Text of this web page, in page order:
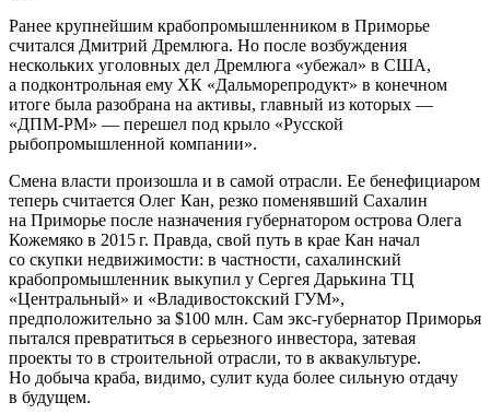
Ранее крупнейшим крабопромышленником в Приморье
считался Дмитрий Дремлюга. Но после возбуждения
нескольких уголовных дел Дремлюга «убежал» в США,
а подконтрольная ему ХК «Дальморепродукт» в конечном
итоге была разобрана на активы, главный из которых —
«ДПМ-РМ» — перешел под крыло «Русской
рыбопромышленной компании».
Смена власти произошла и в самой отрасли. Ее бенефициаром
теперь считается Олег Кан, резко поменявший Сахалин
на Приморье после назначения губернатором острова Олега
Кожемяко в 2015 г. Правда, свой путь в крае Кан начал
со скупки недвижимости: в частности, сахалинский
крабопромышленник выкупил у Сергея Дарькина ТЦ
«Центральный» и «Владивостокский ГУМ»,
предположительно за $100 млн. Сам экс-губернатор Приморья
пытался превратиться в серьезного инвестора, затевая
проекты то в строительной отрасли, то в аквакультуре.
Но добыча краба, видимо, сулит куда более сильную отдачу
в будущем.